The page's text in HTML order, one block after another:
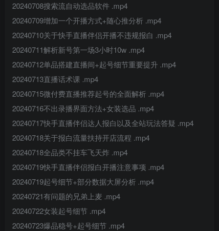
20240708搜索流自动选品软件 .mp4
20240709增加一个开播方式+随心推分析 .mp4
20240710关于快手直播伴侣开播不违规报白 .mp4
20240711解析新号第一场3小时10w .mp4
20240712单品搭建直播间+起号细节重要提升 .mp4
20240713直播话术课 .mp4
20240715微付费直播推荐起号的全面解析 .mp4
20240716不出录播界面方法+女装选品 .mp4
20240717快手直播伴侣达人报白以及全站玩法答疑 .mp4
20240718关于报白流量扶持开店流程 .mp4
20240718全品类不挂车飞天炸 .mp4
20240719快手直播伴侣报白开播注意事项 .mp4
20240719起号细节+部分数据大屏分析 .mp4
20240721有问题的兄弟上麦 .mp4
20240722女装起号细节 .mp4
20240723爆品稳号+起号细节 .mp4